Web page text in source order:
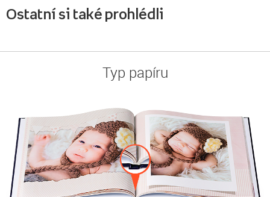
Ostatní si také prohlédli
Typ papíru